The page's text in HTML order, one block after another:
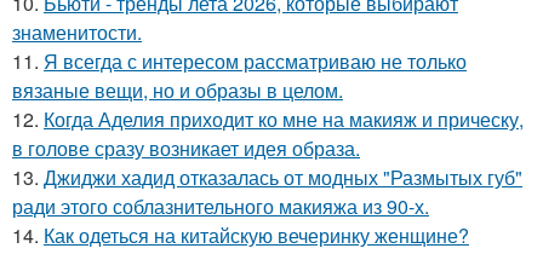
знаменитости.
11. Я всегда с интересом рассматриваю не только
вязаные вещи, но и образы в целом.
12. Когда Аделия приходит ко мне на макияж и прическу,
в голове сразу возникает идея образа.
13. Джиджи хадид отказалась от модных "Размытых губ"
ради этого соблазнительного макияжа из 90-х.
14. Как одеться на китайскую вечеринку женщине?